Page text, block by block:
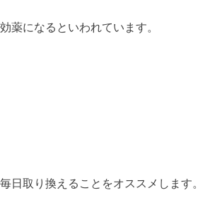
薬になるといわれています。
日取り換えることをオススメします。